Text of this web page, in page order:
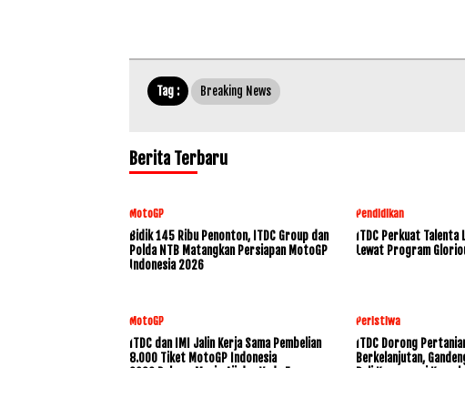
Tag : Breaking News
Berita Terbaru
MotoGP
Bidik 145 Ribu Penonton, ITDC Group dan
Polda NTB Matangkan Persiapan MotoGP
Indonesia 2026
Pendidikan
ITDC Perkuat Talenta
Lewat Program
MotoGP
ITDC dan IMI Jalin Kerja Sama Pembelian
8.000 Tiket MotoGP Indonesia
2026,Dukung Mario Aji dan Veda Ega
Peristiwa
ITDC Dorong
Berkelanjutan,
Bali Konservasi